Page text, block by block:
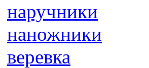
наручники
наножники
веревка